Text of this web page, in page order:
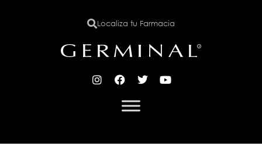
Localiza tu Farmacia